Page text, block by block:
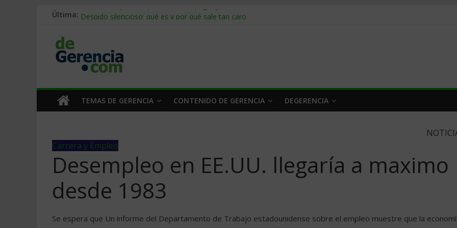
Última: Stablecoins para empresas: cómo pagar y cobrar en 2026
Trabajo forzoso en la cadena de suministro: qué hacer
Mercado hispano de EE. UU.: cómo segmentarlo y venderle
TEMAS DE GERENCIA CONTENIDO DE GERENCIA DEGERENCIA
Carrera y Empleo
Desempleo en EE.UU. llegarí­a a maximo
desde 1983
Se espera que Un informe del Departamento de Trabajo estadounidense sobre el empleo muestre que la